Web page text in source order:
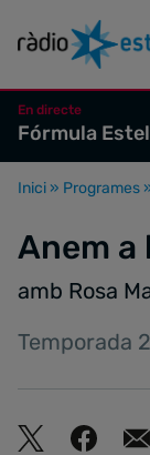
En directe
Fórmula Estel
Inici » Programes
Anem a
amb Rosa
Temporada